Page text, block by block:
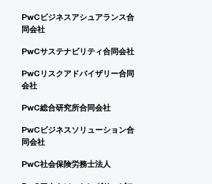
PwCビジネスアシュアランス合
同会社
PwCサステナビリティ合同会社
PwCリスクアドバイザリー合同
会社
PwC総合研究所合同会社
PwCビジネスソリューション合
同会社
PwC社会保険労務士法人